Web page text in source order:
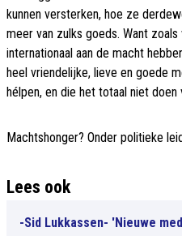
kunnen versterken, hoe ze
meer van zulks goeds. Want
internationaal aan de macht
heel vriendelijke, lieve en goede
hélpen, en die het totaal niet
Machtshonger? Onder politieke
Lees ook
-Sid Lukkassen- 'Nieuwe